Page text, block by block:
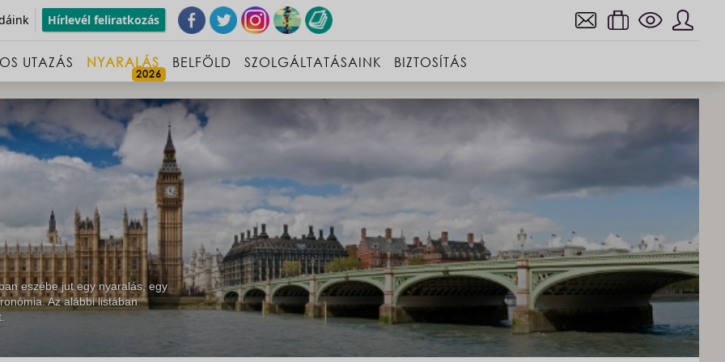
Hírlevél feliratkozás
UTAZÁS NYARALÁS BELFÖLD SZOLGÁLTATÁSAINK BIZTOSÍTÁS
eszébe jut egy nyaralás, egy
Az alábbi listában